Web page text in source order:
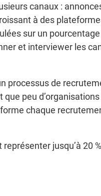
canaux :
à des
sur un
et interviewer les
processus de
peu
chaque
jusqu’à 20